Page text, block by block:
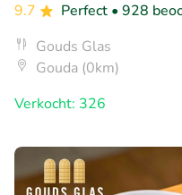
9.7
Perfect • 928
Gouds Glas
Gouda (0km)
Verkocht: 326